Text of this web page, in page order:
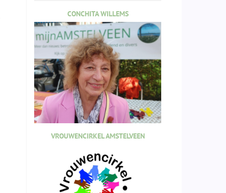
CONCHITA WILLEMS
VROUWENCIRKEL AMSTELVEEN